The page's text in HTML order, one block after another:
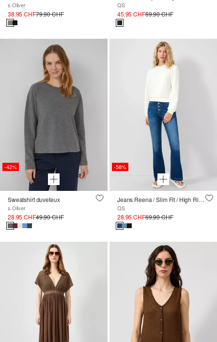
s.Oliver
38.95 CHF79.90 CHF
QS
45.95 CHF69.90 CHF
-42%
Sweatshirt duveteux
s.Oliver
28.95 CHF49.90 CHF
-58%
Jeans Reena / Slim Fit / High Rise / Flared Leg
QS
28.95 CHF69.90 CHF